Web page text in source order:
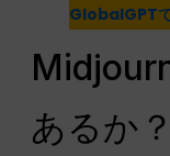
GlobalGPT
あるか